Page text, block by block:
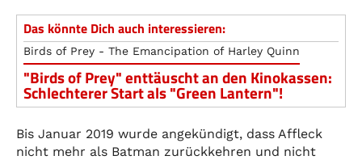
Das könnte Dich auch interessieren:
Birds of Prey - The Emancipation of Harley Quinn
"Birds of Prey" enttäuscht an den Kinokassen:
Schlechterer Start als "Green Lantern"!
Bis Januar 2019 wurde angekündigt, dass Affleck
nicht mehr als Batman zurückkehren und nicht